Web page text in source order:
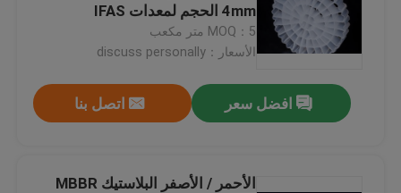
4mm الحجم لمعدات IFAS
MOQ：5 متر مكعب
الأسعار：discuss personally
افضل سعر اتصل بنا
الأحمر / الأصفر البلاستيك MBBR